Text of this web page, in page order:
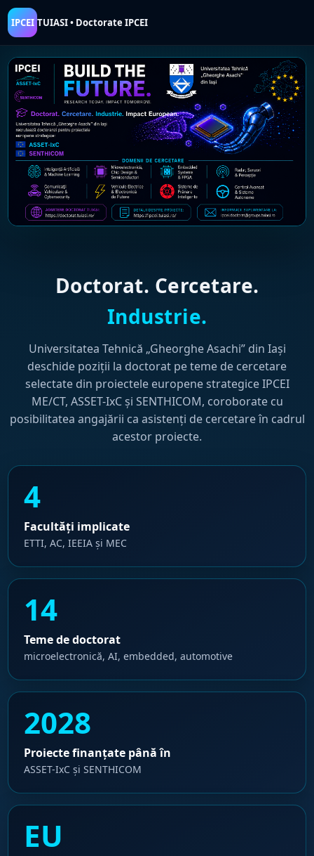
IPCEI TUIASI • Doctorate IPCEI
Doctorat. Cercetare.
Industrie.
Universitatea Tehnică „Gheorghe Asachi” din Iași
deschide poziții la doctorat pe teme de cercetare
selectate din proiectele europene strategice IPCEI
ME/CT, ASSET-IxC și SENTHICOM, coroborate cu
posibilitatea angajării ca asistenți de cercetare în cadrul
acestor proiecte.
4
Facultăți implicate
ETTI, AC, IEEIA și MEC
14
Teme de doctorat
microelectronică, AI, embedded, automotive
2028
Proiecte finanțate până în
ASSET-IxC și SENTHICOM
EU